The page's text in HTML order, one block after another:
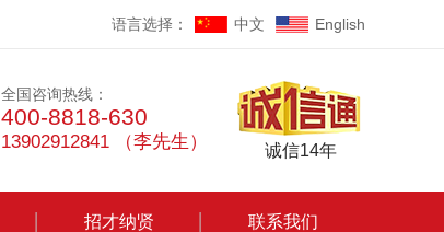
语言选择： 中文 English
诚信14年
全国咨询热线：
400-8818-630
13902912841 （李先生）
招才纳贤 联系我们